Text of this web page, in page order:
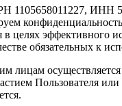
ИНН
целях эффективного
обязательных к
лицам
Пользователя